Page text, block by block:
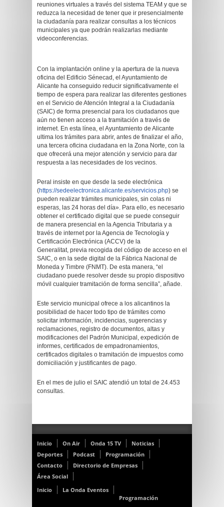
reuniones virtuales a través del sistema TEAM y que se
reduzca la necesidad de tener que ir presencialmente
la ciudadanía para realizar consultas a los técnicos
municipales ya que podrán realizarlas mediante
videoconferencias.
Con la implantación online y la apertura de la nueva
oficina del Edificio Sénecad, el Ayuntamiento de
Alicante ha conseguido reducir significativamente el
tiempo de espera para realizar las diferentes gestiones
en el Servicio de Atención Integral a la Ciudadanía
(SAIC) de forma presencial para los ciudadanos que
aún no tienen acceso a la tramitación a través de
internet. En esta línea, el Ayuntamiento de Alicante
ultima los trámites para abrir, antes de finalizar el año,
una tercera oficina ciudadana en la Zona Norte, con la
que ofrecerá una mejor atención y servicio para dar
respuesta a las necesidades de los vecinos.
Peral insiste en que desde la sede electrónica
(https://sedeelectronica.alicante.es/servicios.php) se
pueden realizar trámites municipales, sin colas ni
esperas, las 24 horas del día». Para ello, es necesario
obtener el certificado digital que se puede conseguir
de manera presencial en la Agencia Tributaria y a
través de internet por la Agencia de Tecnología y
Certificación Electrónica (ACCV) de la
Generalitat, previa recogida del código de acceso en el
SAIC, o en la sede digital de la Fábrica Nacional de
Moneda y Timbre (FNMT). De esta manera, “el
ciudadano puede resolver desde su propio dispositivo
móvil cualquier tramitación de forma sencilla”, añade.
Este servicio municipal ofrece a los alicantinos la
posibilidad de hacer todo tipo de trámites como
solicitar información, incidencias, sugerencias y
reclamaciones, registro de documentos, altas y
modificaciones del Padrón Municipal, expedición de
informes, certificados de empadronamientos,
certificados digitales o tramitación de impuestos como
domiciliación y justificantes de pago.
En el mes de julio el SAIC atendió un total de 24.453
consultas.
Inicio On Air Onda 15 TV
Noticias
Deportes
Podcast
Programación
Contacto
Directorio de Empresas
Área Social
Inicio
La Onda Eventos
Programación